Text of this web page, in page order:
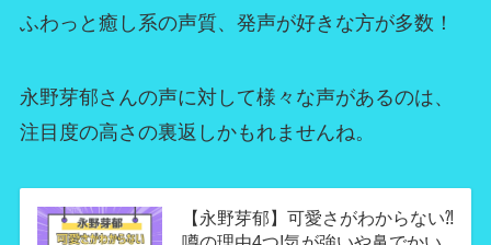
ふわっと癒し系の声質、発声が好きな方が多数！
永野芽郁さんの声に対して様々な声があるのは、
注目度の高さの裏返しかもれませんね。
【永野芽郁】可愛さがわからない⁈